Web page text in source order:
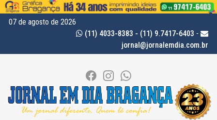
07 de agosto de 2026
(11) 4033-8383 - (11) 9.7417-6403 -
jornal@jornalemdia.com.br